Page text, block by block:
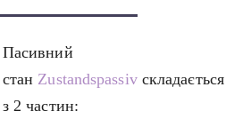
Пасивний
стан Zustandspassivскладається
з 2 частин: